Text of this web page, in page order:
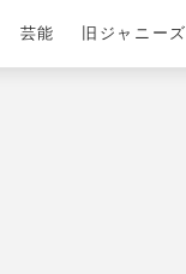
芸能 旧ジャニーズ